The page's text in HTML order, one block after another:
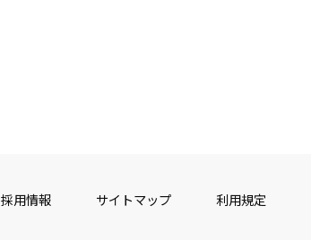
採用情報 サイトマップ 利用規定